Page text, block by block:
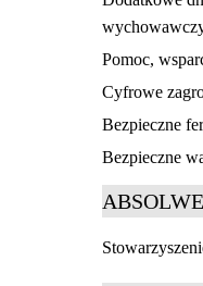
Pomoc,
Cyfrowe
Bezpieczne
Bezpieczne